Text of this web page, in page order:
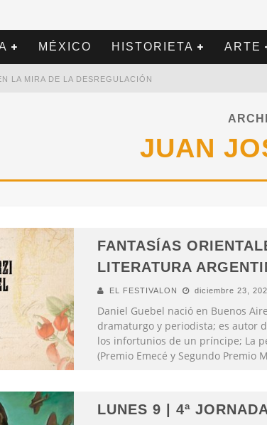
MÉXICO HISTORIETA ARTE
LA MIRA DE LA DESREGULACIÓN
JUAN
FANTASÍAS
LITERATURA
EL FESTIVALON diciembre 23,
Daniel Guebel nació en Buenos
dramaturgo y periodista; es autor
los infortunios de un príncipe; La
(Premio Emecé y Segundo Premio
LUNES 9 | 4ª